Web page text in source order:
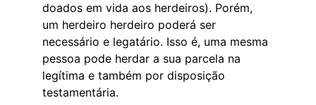
doados em vida aos herdeiros). Porém,
um herdeiro herdeiro poderá ser
necessário e legatário. Isso é, uma mesma
pessoa pode herdar a sua parcela na
legítima e também por disposição
testamentária.